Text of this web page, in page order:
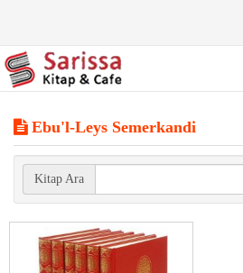
Ebu'l-Leys Semerkandi
Kitap Ara